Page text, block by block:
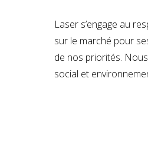
Laser s’engage au
sur le marché pour
de nos priorités.
social et